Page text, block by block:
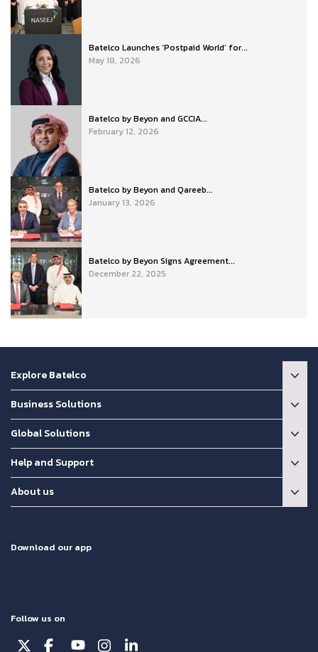
Batelco Launches ‘Postpaid World’ for...
May 18, 2026
Batelco by Beyon and GCCIA...
February 12, 2026
Batelco by Beyon and Qareeb...
January 13, 2026
Batelco by Beyon Signs Agreement...
December 22, 2025
Explore Batelco
Business Solutions
Global Solutions
Help and Support
About us
Download our app
Follow us on